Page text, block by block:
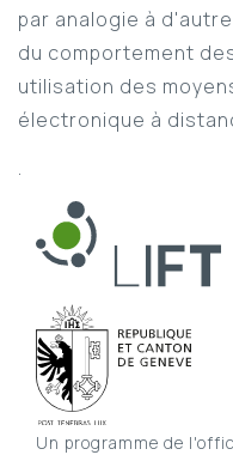
par analogie à
du comportement
utilisation des
électronique à
.
Un programme de